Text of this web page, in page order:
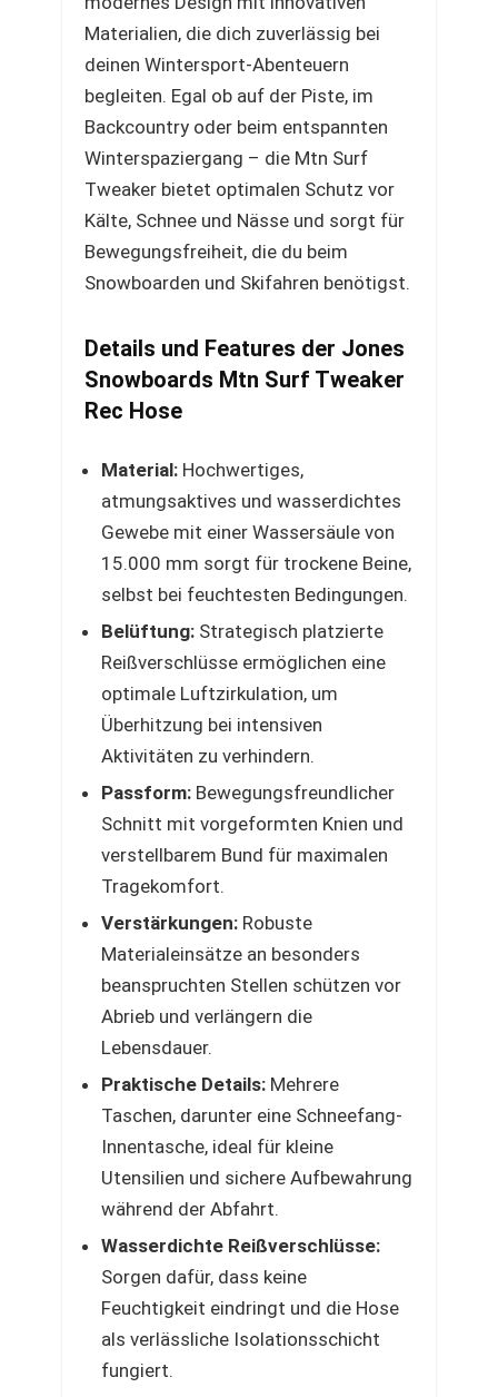
Materialien, die dich zuverlässig bei
deinen Wintersport-Abenteuern
begleiten. Egal ob auf der Piste, im
Backcountry oder beim entspannten
Winterspaziergang – die Mtn Surf
Tweaker bietet optimalen Schutz vor
Kälte, Schnee und Nässe und sorgt für
Bewegungsfreiheit, die du beim
Snowboarden und Skifahren benötigst.
Details und Features der Jones
Snowboards Mtn Surf Tweaker
Rec Hose
Material: Hochwertiges,
atmungsaktives und wasserdichtes
Gewebe mit einer Wassersäule von
15.000 mm sorgt für trockene Beine,
selbst bei feuchtesten Bedingungen.
Belüftung: Strategisch platzierte
Reißverschlüsse ermöglichen eine
optimale Luftzirkulation, um
Überhitzung bei intensiven
Aktivitäten zu verhindern.
Passform: Bewegungsfreundlicher
Schnitt mit vorgeformten Knien und
verstellbarem Bund für maximalen
Tragekomfort.
Verstärkungen: Robuste
Materialeinsätze an besonders
beanspruchten Stellen schützen vor
Abrieb und verlängern die
Lebensdauer.
Praktische Details: Mehrere
Taschen, darunter eine Schneefang-
Innentasche, ideal für kleine
Utensilien und sichere Aufbewahrung
während der Abfahrt.
Wasserdichte Reißverschlüsse:
Sorgen dafür, dass keine
Feuchtigkeit eindringt und die Hose
als verlässliche Isolationsschicht
fungiert.